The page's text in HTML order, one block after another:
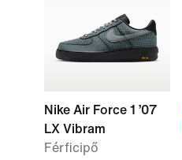
Nike Air Force 1 ’07
LX Vibram
Férficipő